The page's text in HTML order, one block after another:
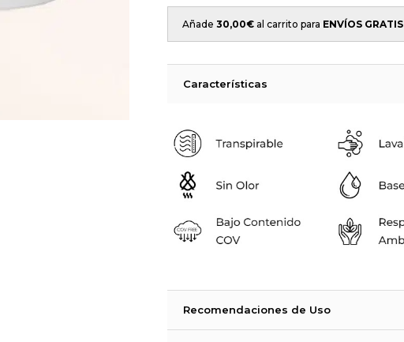
Añade 30,00€ al carrito para ENVÍOS GRATIS
Características
Recomendaciones de Uso